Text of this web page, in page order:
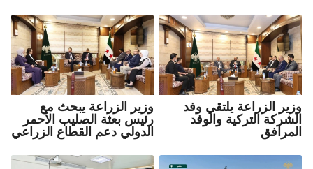
وزير الزراعة يلتقي وفد
الشركة التركية والوفد
المرافق
وزير الزراعة يبحث مع
رئيس بعثة الصليب الأحمر
الدولي دعم القطاع الزراعي